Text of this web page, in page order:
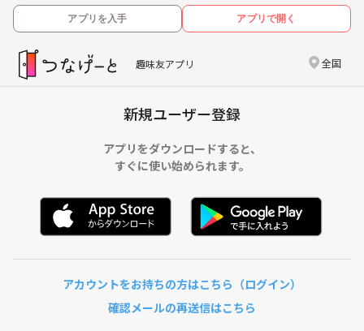
アプリを入手 アプリで開く
趣味友アプリ 全国
新規ユーザー登録
アプリをダウンロードすると、
すぐに使い始められます。
アカウントをお持ちの方はこちら（ログイン）
確認メールの再送信はこちら